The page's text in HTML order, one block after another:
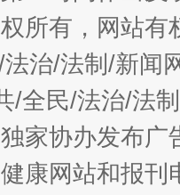
魏明亮
所有，网站
治/法制/新闻
/全民/法治/法
独家协办发布
康网站和报